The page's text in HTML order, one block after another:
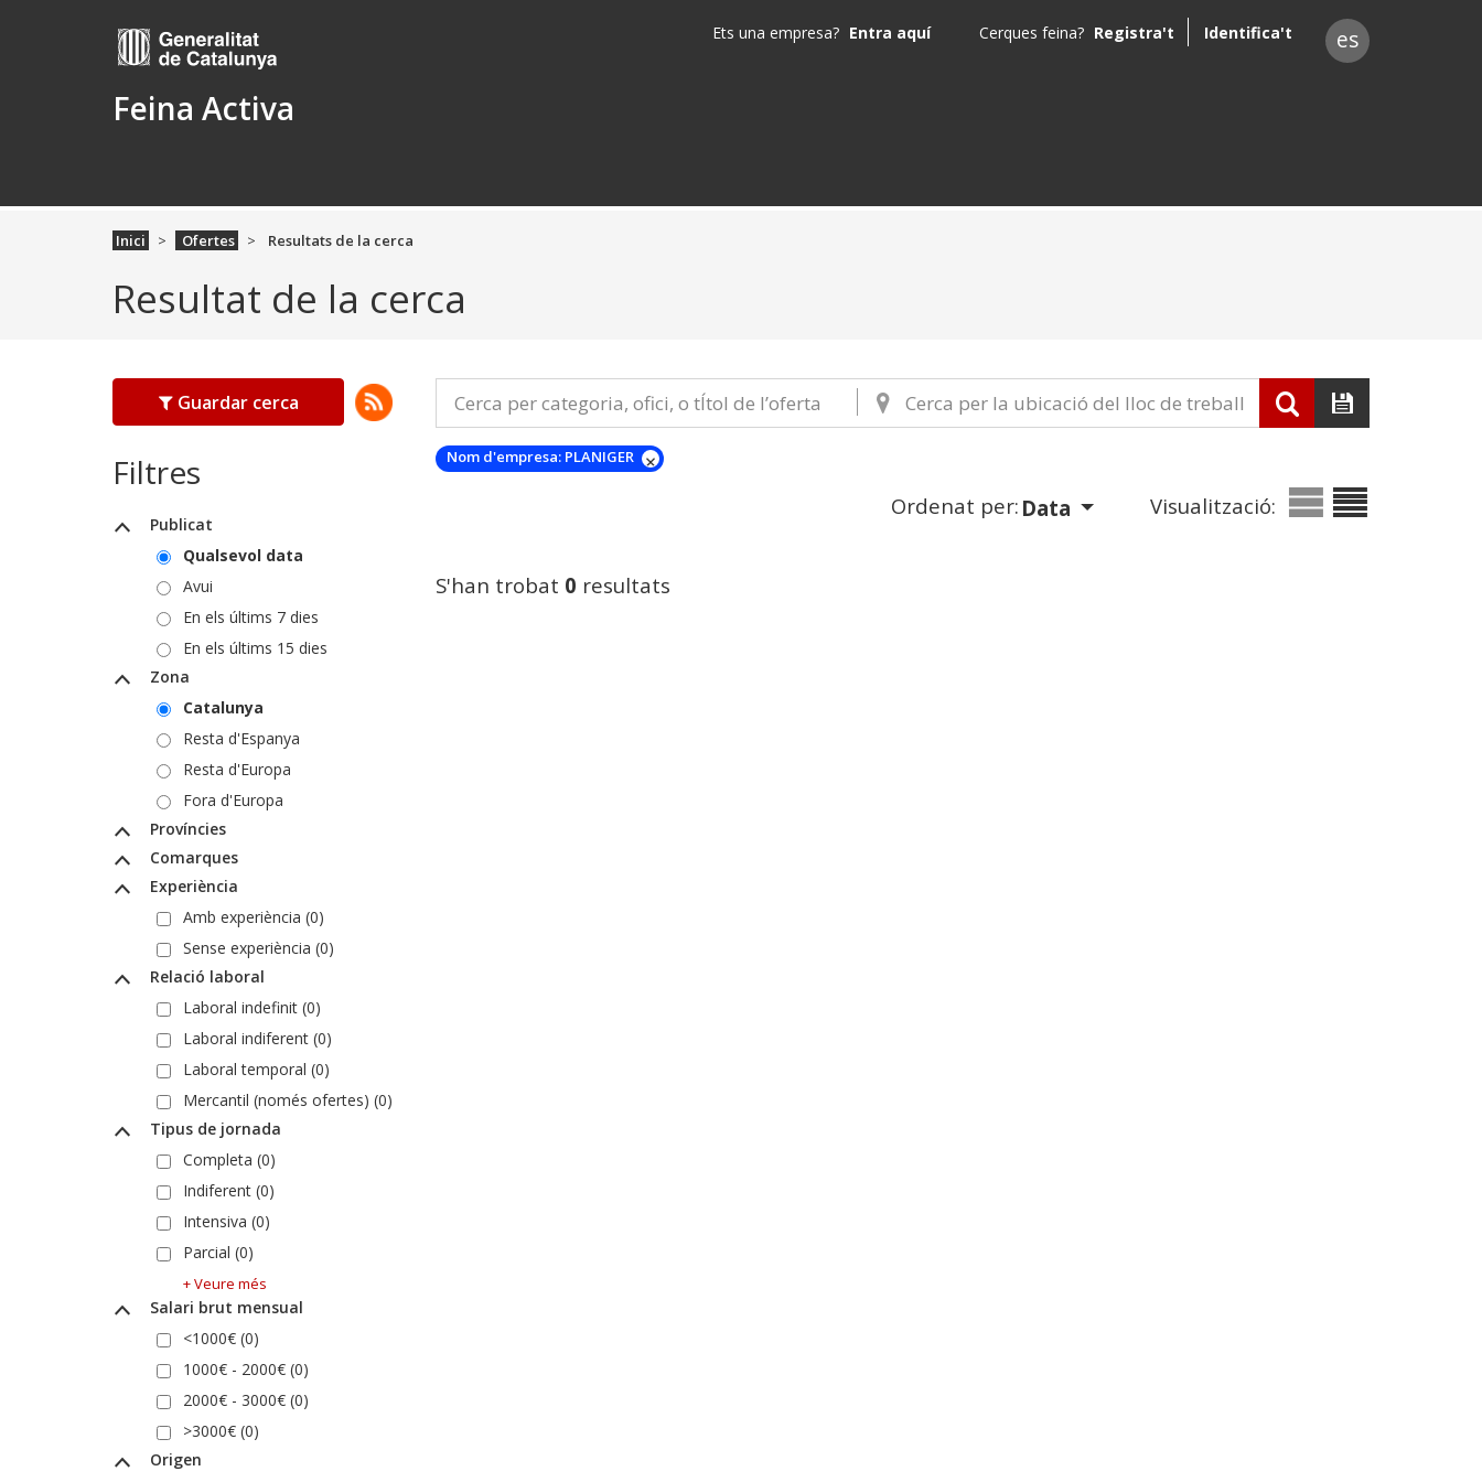
Feina Activa
Ets una empresa? Entra aquí Cerques feina? Registra't Identifica't es
Inici Ofertes Resultats de la cerca
Resultat de la cerca
Guardar cerca
Filtres
Publicat
Qualsevol data
Avui
En els últims 7 dies
En els últims 15 dies
Zona
Catalunya
Resta d'Espanya
Resta d'Europa
Fora d'Europa
Províncies
Comarques
Experiència
Amb experiència (0)
Sense experiència (0)
Relació laboral
Laboral indefinit (0)
Laboral indiferent (0)
Laboral temporal (0)
Mercantil (només ofertes) (0)
Tipus de jornada
Completa (0)
Indiferent (0)
Intensiva (0)
Parcial (0)
+ Veure més
Salari brut mensual
<1000€ (0)
1000€ - 2000€ (0)
2000€ - 3000€ (0)
>3000€ (0)
Origen
Nom d'empresa:PLANIGER
Ordenat per: Data Visualització:
S'han trobat 0 resultats